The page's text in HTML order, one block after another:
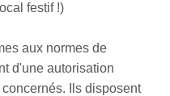
festif !)
aux normes de
d'une autorisation
Ils disposent